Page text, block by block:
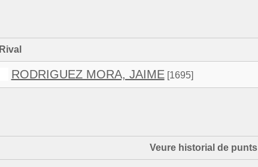
Rival
RODRIGUEZ MORA, JAIME[1695]
Veure historial de punts